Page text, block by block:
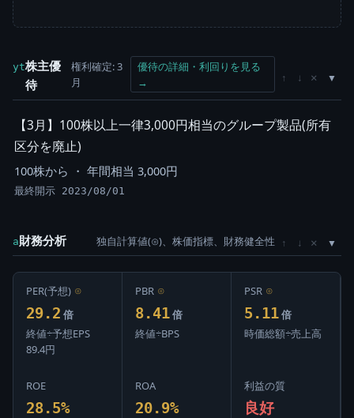
yt株主優
待
権利確定: 3
月
優待の詳細・利回りを見る
→
↑ ↓ ×
【3月】100株以上一律3,000円相当のグループ製品(所有
区分を廃止)
100株から ・ 年間相当 3,000円
最終開示 2023/08/01
a財務分析 独自計算値(⊙)、株価指標、財務健全性 ↑ ↓ ×
PER(予想) ⊙
29.2 倍
終値÷予想EPS
89.4円
PBR ⊙
8.41 倍
終値÷BPS
PSR ⊙
5.11 倍
時価総額÷売上高
ROE
28.5%
ROA
20.9%
利益の質
良好